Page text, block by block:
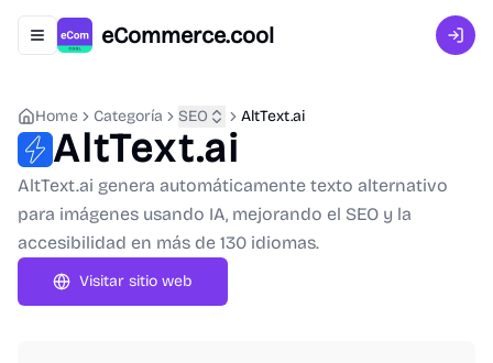
Abrir menú de navegación
eCommerce.cool
Home Categoría SEO AltText.ai
AltText.ai
AltText.ai genera automáticamente texto alternativo
para imágenes usando IA, mejorando el SEO y la
accesibilidad en más de 130 idiomas.
Visitar sitio web